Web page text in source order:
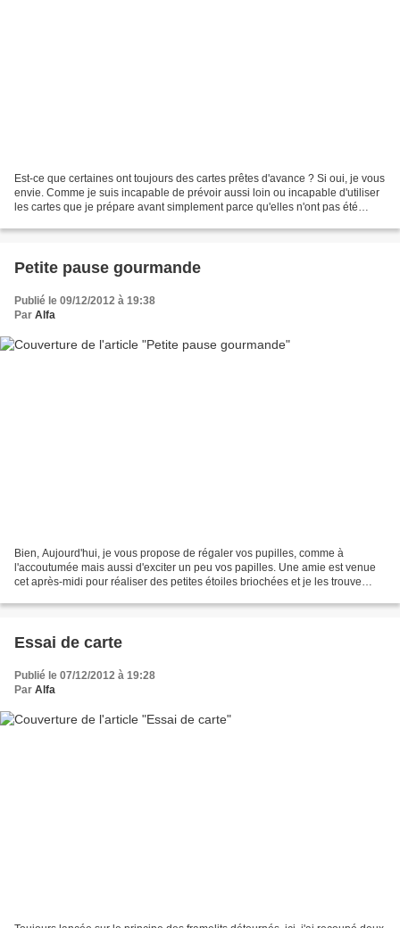
Est-ce que certaines ont toujours des cartes prêtes d'avance ? Si oui, je vous
envie. Comme je suis incapable de prévoir aussi loin ou incapable d'utiliser
les cartes que je prépare avant simplement parce qu'elles n'ont pas été
Petite pause gourmande
Publié le 09/12/2012 à 19:38
Par Alfa
Bien, Aujourd'hui, je vous propose de régaler vos pupilles, comme à
l'accoutumée mais aussi d'exciter un peu vos papilles. Une amie est venue
cet après-midi pour réaliser des petites étoiles briochées et je les trouve
Essai de carte
Publié le 07/12/2012 à 19:28
Par Alfa